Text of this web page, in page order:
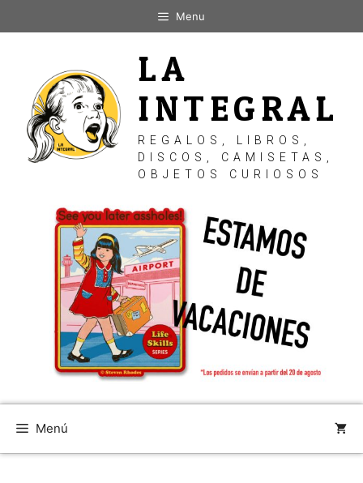
al
Menu
LA
INTEGRAL
REGALOS, LIBROS,
DISCOS, CAMISETAS,
OBJETOS CURIOSOS
Menú